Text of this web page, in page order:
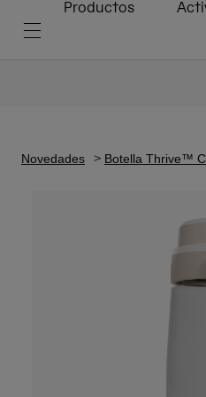
Productos
Novedades Botella Thrive™